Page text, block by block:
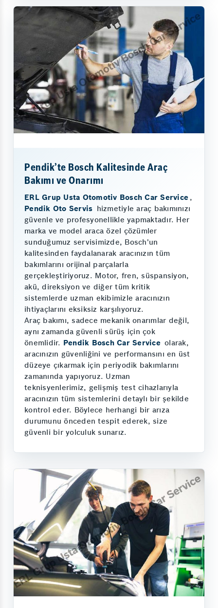
Pendik’te Bosch Kalitesinde Araç
Bakımı ve Onarımı
ERL Grup Usta Otomotiv Bosch Car Service ,
Pendik Oto Servis hizmetiyle araç bakımınızı
güvenle ve profesyonellikle yapmaktadır. Her
marka ve model araca özel çözümler
sunduğumuz servisimizde, Bosch'un
kalitesinden faydalanarak aracınızın tüm
bakımlarını orijinal parçalarla
gerçekleştiriyoruz. Motor, fren, süspansiyon,
akü, direksiyon ve diğer tüm kritik
sistemlerde uzman ekibimizle aracınızın
ihtiyaçlarını eksiksiz karşılıyoruz.
Araç bakımı, sadece mekanik onarımlar değil,
aynı zamanda güvenli sürüş için çok
önemlidir. Pendik Bosch Car Service olarak,
aracınızın güvenliğini ve performansını en üst
düzeye çıkarmak için periyodik bakımlarını
zamanında yapıyoruz. Uzman
teknisyenlerimiz, gelişmiş test cihazlarıyla
aracınızın tüm sistemlerini detaylı bir şekilde
kontrol eder. Böylece herhangi bir arıza
durumunu önceden tespit ederek, size
güvenli bir yolculuk sunarız.